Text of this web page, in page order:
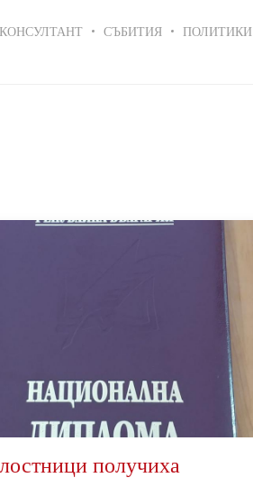
КОНСУЛТАНТ СЪБИТИЯ ПОЛИТИКИ
получиха